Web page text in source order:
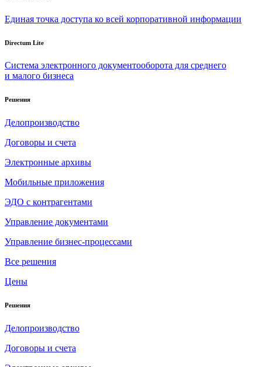
Единая точка доступа ко всей корпоративной информации
Directum Lite
Система электронного документооборота для среднего
и малого бизнеса
Решения
Делопроизводство
Договоры и счета
Электронные архивы
Мобильные приложения
ЭДО с контрагентами
Управление документами
Управление бизнес-процессами
Все решения
Цены
Решения
Делопроизводство
Договоры и счета